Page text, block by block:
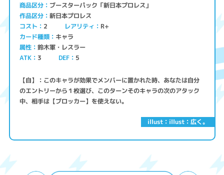
illust：illust：広く。
商品区分 ブースターパック「新日本プロレス」
作品区分 新日本プロレス
コスト 2 レアリティ R+
カード種類 キャラ
属性 鈴木軍・レスラー
ATK 3 DEF 5
【自】：このキャラが効果でメンバーに置かれた時、あなたは自分
のエントリーから１枚選び、このターンそのキャラの次のアタック
中、相手は【ブロッカー】を使えない。